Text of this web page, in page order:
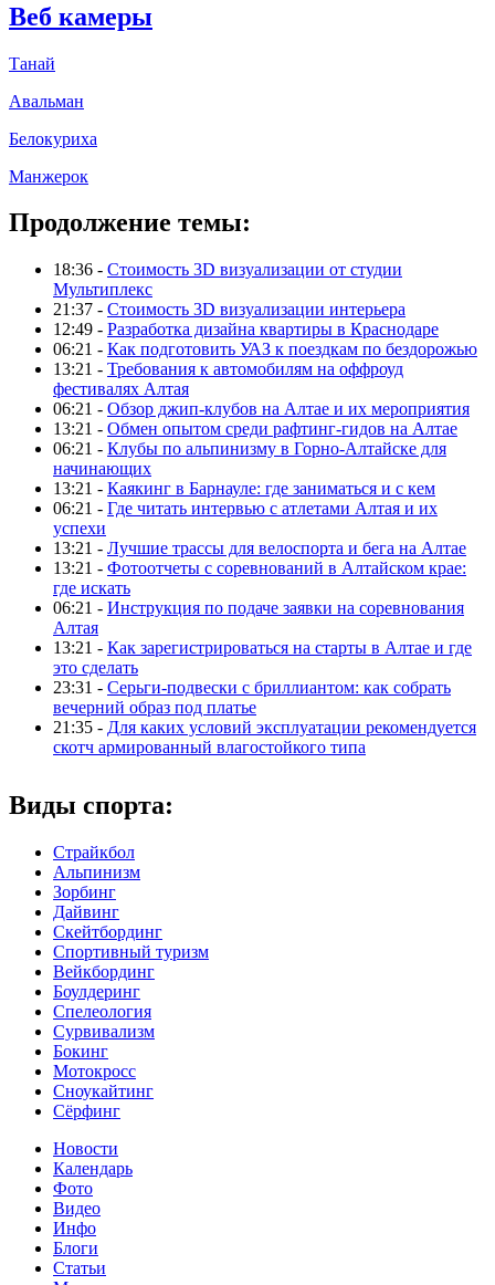
Веб камеры
Танай
Авальман
Белокуриха
Манжерок
Продолжение темы:
18:36 - Стоимость 3D визуализации от студии
Мультиплекс
21:37 - Стоимость 3D визуализации интерьера
12:49 - Разработка дизайна квартиры в Краснодаре
06:21 - Как подготовить УАЗ к поездкам по бездорожью
13:21 - Требования к автомобилям на оффроуд
фестивалях Алтая
06:21 - Обзор джип-клубов на Алтае и их мероприятия
13:21 - Обмен опытом среди рафтинг-гидов на Алтае
06:21 - Клубы по альпинизму в Горно-Алтайске для
начинающих
13:21 - Каякинг в Барнауле: где заниматься и с кем
06:21 - Где читать интервью с атлетами Алтая и их
успехи
13:21 - Лучшие трассы для велоспорта и бега на Алтае
13:21 - Фотоотчеты с соревнований в Алтайском крае:
где искать
06:21 - Инструкция по подаче заявки на соревнования
Алтая
13:21 - Как зарегистрироваться на старты в Алтае и где
это сделать
23:31 - Серьги-подвески с бриллиантом: как собрать
вечерний образ под платье
21:35 - Для каких условий эксплуатации рекомендуется
скотч армированный влагостойкого типа
Виды спорта:
Страйкбол
Альпинизм
Зорбинг
Дайвинг
Скейтбординг
Спортивный туризм‎
Вейкбординг
Боулдеринг
Спелеология
Сурвивализм
Бокинг
Мотокросс
Сноукайтинг
Сёрфинг
Новости
Календарь
Фото
Видео
Инфо
Блоги
Статьи